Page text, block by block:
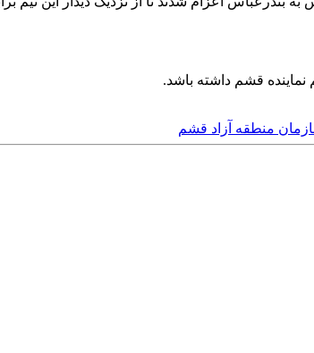
قشم داشته باشد.
منطقه آزاد قشم